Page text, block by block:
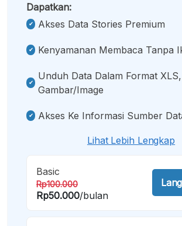
Dapatkan:
Akses Data Stories Premium
Kenyamanan Membaca Tanpa
Unduh Data Dalam Format
Gambar/image
Akses Ke Informasi Sumber
Lihat Lebih Lengkap
Basic
Rp100.000
Rp50.000/bulan